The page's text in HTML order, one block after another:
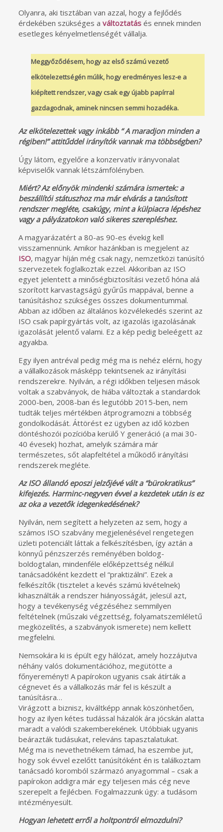
Olyanra, aki tisztában van azzal, hogy a fejlődés
érdekében szükséges a változtatásés ennek minden
esetleges kényelmetlenségét vállalja.
Meggyőződésem, hogy az első számú vezető
elkötelezettségén múlik, hogy eredményes lesz-e a
kiépített rendszer, vagy csak egy újabb papírral
gazdagodnak, aminek nincsen semmi hozadéka.
Az elkötelezettek vagy inkább “ A maradjon minden a
régiben!” attitűddel irányítók vannak ma többségben?
Úgy látom, egyelőre a konzervatív irányvonalat
képviselők vannak létszámfölényben.
Miért? Az előnyök mindenki számára ismertek: a
beszállítói státuszhoz ma már elvárás a tanúsított
rendszer megléte, csakúgy, mint a külpiacra lépéshez
vagy a pályázatokon való sikeres szerepléshez.
A magyarázatért a 80-as 90-es évekig kell
visszamennünk. Amikor hazánkban is megjelent az
ISO, magyar híján még csak nagy, nemzetközi tanúsító
szervezetek foglalkoztak ezzel. Akkoriban az ISO
egyet jelentett a minőségbiztosítási vezető hóna alá
szorított karvastagságú gyűrűs mappával, benne a
tanúsításhoz szükséges összes dokumentummal.
Abban az időben az általános közvélekedés szerint az
ISO csak papírgyártás volt, az igazolás igazolásának
igazolását jelentő valami. Ez a kép pedig beleégett az
agyakba.
Egy ilyen antréval pedig még ma is nehéz elérni, hogy
a vállalkozások másképp tekintsenek az irányítási
rendszerekre. Nyilván, a régi időkben teljesen mások
voltak a szabványok, de hiába változtak a standardok
2000-ben, 2008-ban és legutóbb 2015-ben, nem
tudták teljes mértékben átprogramozni a többség
gondolkodását. Áttörést ez ügyben az idő közben
döntéshozói pozícióba kerülő Y generáció (a mai 30-
40 évesek) hozhat, amelyik számára már
természetes, sőt alapfeltétel a működő irányítási
rendszerek megléte.
Az ISO állandó eposzi jelzőjévé vált a “bürokratikus”
kifejezés. Harminc-negyven évvel a kezdetek után is ez
az oka a vezetők idegenkedésének?
Nyilván, nem segített a helyzeten az sem, hogy a
számos ISO szabvány megjelenésével rengetegen
üzleti potenciált láttak a felkészítésben, így aztán a
könnyű pénzszerzés reményében boldog-
boldogtalan, mindenféle előképzettség nélkül
tanácsadóként kezdett el “praktizálni”. Ezek a
felkészítők (tisztelet a kevés számú kivételnek)
kihasználták a rendszer hiányosságát, jelesül azt,
hogy a tevékenység végzéséhez semmilyen
feltételnek (műszaki végzettség, folyamatszemléletű
megközelítés, a szabványok ismerete) nem kellett
megfelelni.
Nemsokára ki is épült egy hálózat, amely hozzájutva
néhány valós dokumentációhoz, megütötte a
főnyereményt! A papírokon ugyanis csak átírták a
cégnevet és a vállalkozás már fel is készült a
tanúsításra…
Virágzott a biznisz, kiváltképp annak köszönhetően,
hogy az ilyen kétes tudással házalók ára jócskán alatta
maradt a valódi szakemberekének. Utóbbiak ugyanis
beárazták tudásukat, releváns tapasztalatukat.
Még ma is nevethetnékem támad, ha eszembe jut,
hogy sok évvel ezelőtt tanúsítóként én is találkoztam
tanácsadó koromból származó anyagommal – csak a
papírokon addigra már egy teljesen más cég neve
szerepelt a fejlécben. Fogalmazzunk úgy: a tudásom
intézményesült.
Hogyan lehetett erről a holtpontról elmozdulni?